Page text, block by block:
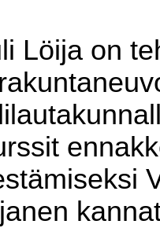
Löija on